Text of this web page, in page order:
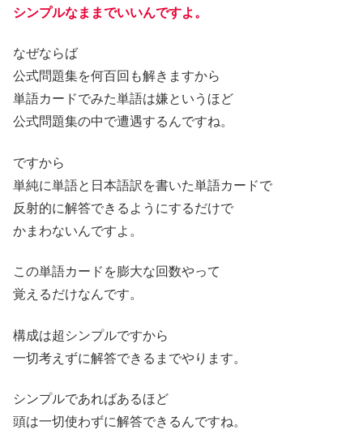
シンプルなままでいいんですよ。
なぜならば
公式問題集を何百回も解きますから
単語カードでみた単語は嫌というほど
公式問題集の中で遭遇するんですね。
ですから
単純に単語と日本語訳を書いた単語カードで
反射的に解答できるようにするだけで
かまわないんですよ。
この単語カードを膨大な回数やって
覚えるだけなんです。
構成は超シンプルですから
一切考えずに解答できるまでやります。
シンプルであればあるほど
頭は一切使わずに解答できるんですね。